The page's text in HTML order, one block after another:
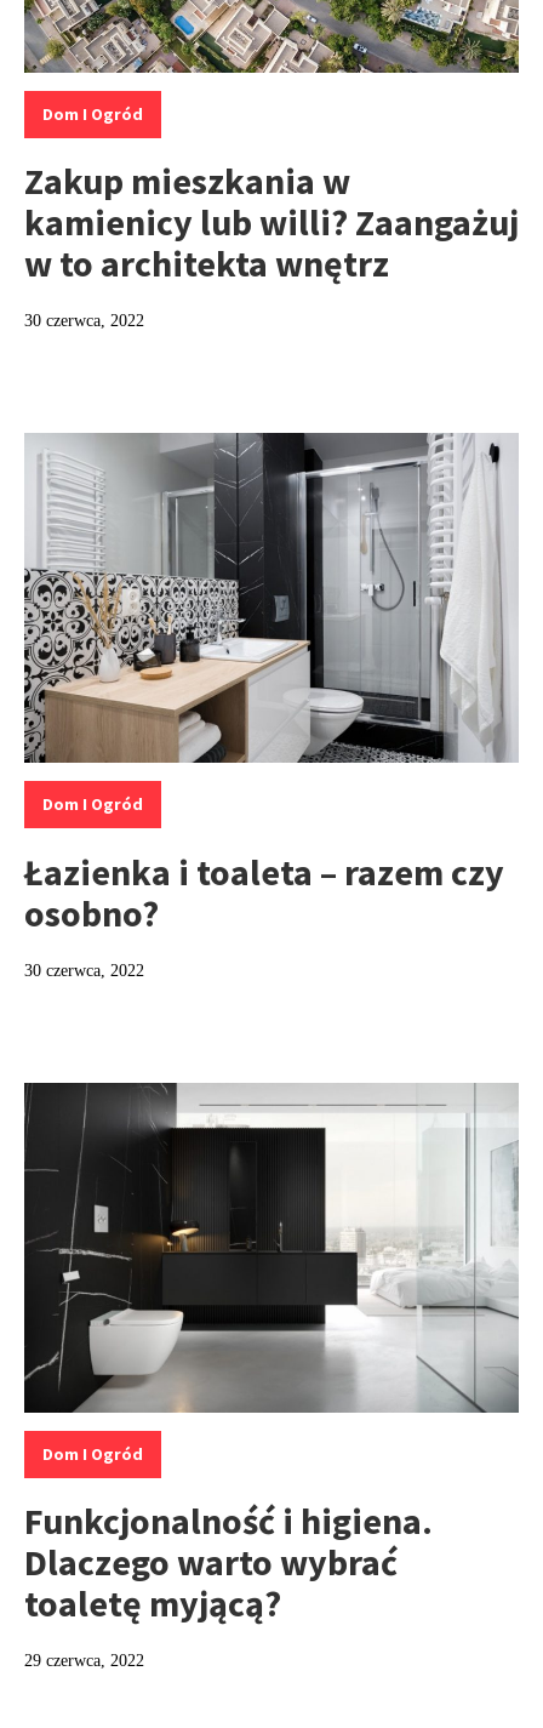
Kategorie:
Dom I Ogród
Zakup mieszkania w
kamienicy lub willi? Zaangażuj
w to architekta wnętrz
30 czerwca, 2022
Kategorie:
Dom I Ogród
Łazienka i toaleta – razem czy
osobno?
30 czerwca, 2022
Kategorie:
Dom I Ogród
Funkcjonalność i higiena.
Dlaczego warto wybrać
toaletę myjącą?
29 czerwca, 2022